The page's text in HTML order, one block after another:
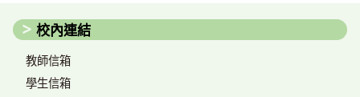
校內連結
教師信箱
學生信箱